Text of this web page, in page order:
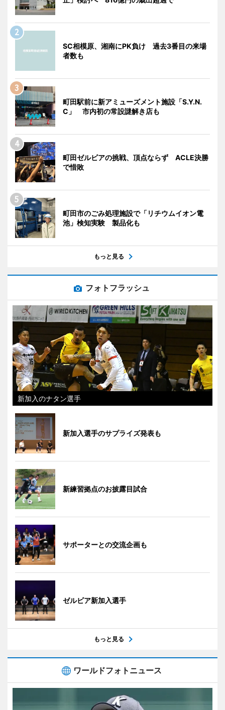
SC相模原、湘南にPK負け 過去3番目の来場
者数も
町田駅前に新アミューズメント施設「S.Y.N.
C」 市内初の常設謎解き店も
町田ゼルビアの挑戦、頂点ならず ACLE決勝
で惜敗
町田市のごみ処理施設で「リチウムイオン電
池」検知実験 製品化も
もっと見る
フォトフラッシュ
新加入のナタン選手
新加入選手のサプライズ発表も
新練習拠点のお披露目試合
サポーターとの交流企画も
ゼルビア新加入選手
もっと見る
ワールドフォトニュース